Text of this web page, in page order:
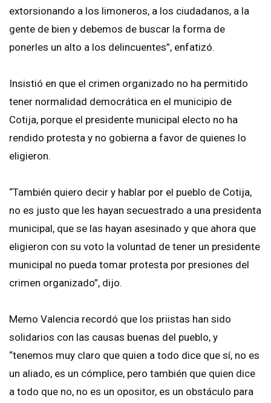
extorsionando a los limoneros, a los ciudadanos, a la
gente de bien y debemos de buscar la forma de
ponerles un alto a los delincuentes”, enfatizó.
Insistió en que el crimen organizado no ha permitido
tener normalidad democrática en el municipio de
Cotija, porque el presidente municipal electo no ha
rendido protesta y no gobierna a favor de quienes lo
eligieron.
“También quiero decir y hablar por el pueblo de Cotija,
no es justo que les hayan secuestrado a una presidenta
municipal, que se las hayan asesinado y que ahora que
eligieron con su voto la voluntad de tener un presidente
municipal no pueda tomar protesta por presiones del
crimen organizado”, dijo.
Memo Valencia recordó que los priistas han sido
solidarios con las causas buenas del pueblo, y
“tenemos muy claro que quien a todo dice que sí, no es
un aliado, es un cómplice, pero también que quien dice
a todo que no, no es un opositor, es un obstáculo para